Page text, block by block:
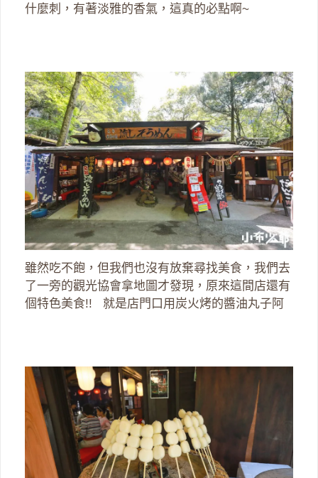
什麼刺，有著淡雅的香氣，這真的必點啊~
雖然吃不飽，但我們也沒有放棄尋找美食，我們去
了一旁的觀光協會拿地圖才發現，原來這間店還有
個特色美食!! 就是店門口用炭火烤的醬油丸子阿